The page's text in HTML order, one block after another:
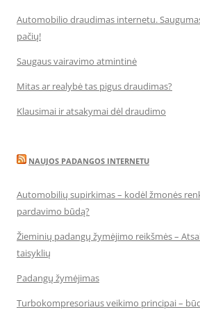
Automobilio draudimas internetu.
pačių!
Saugaus vairavimo atmintinė
Mitas ar realybė tas pigus draudimas?
Klausimai ir atsakymai dėl draudimo
NAUJOS PADANGOS INTERNETU
Automobilių supirkimas – kodėl žmonės
pardavimo būdą?
Žieminių padangų žymėjimo reikšmės –
taisyklių
Padangų žymėjimas
Turbokompresoriaus veikimo principai –